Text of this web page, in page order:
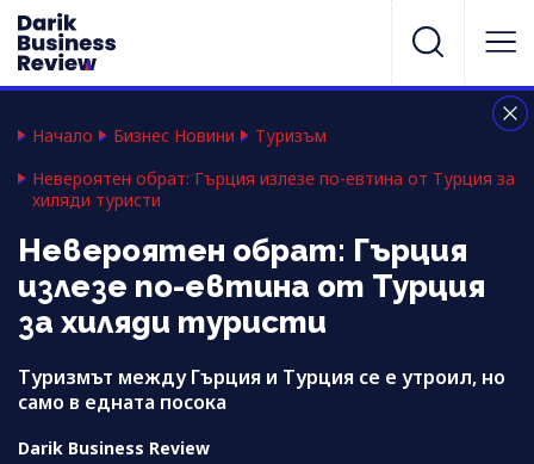
Начало Бизнес Новини
Туризъм
Невероятен обрат: Гърция излезе по-евтина от Турция за
хиляди туристи
Невероятен обрат: Гърция
излезе по-евтина от Турция
за хиляди туристи
Туризмът между Гърция и Турция се е утроил, но
само в едната посока
Darik Business Review